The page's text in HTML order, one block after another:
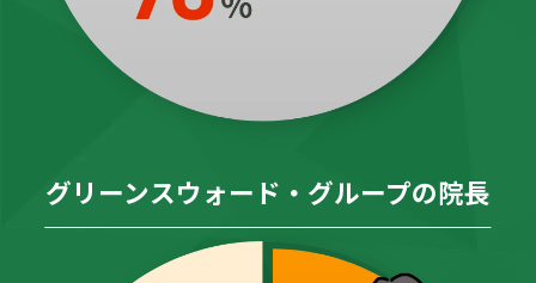
グリーンスウォード・グループの院長